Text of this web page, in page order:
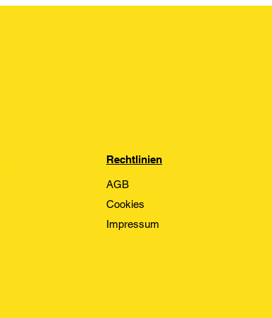
Rechtlinien
AGB
Cookies
Impressum